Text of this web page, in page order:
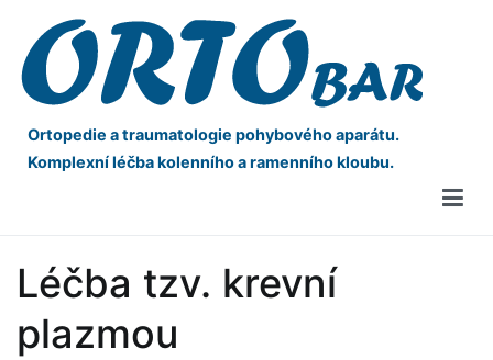
Ortopedie a traumatologie pohybového aparátu.
Komplexní léčba kolenního a ramenního kloubu.
Léčba tzv. krevní
plazmou